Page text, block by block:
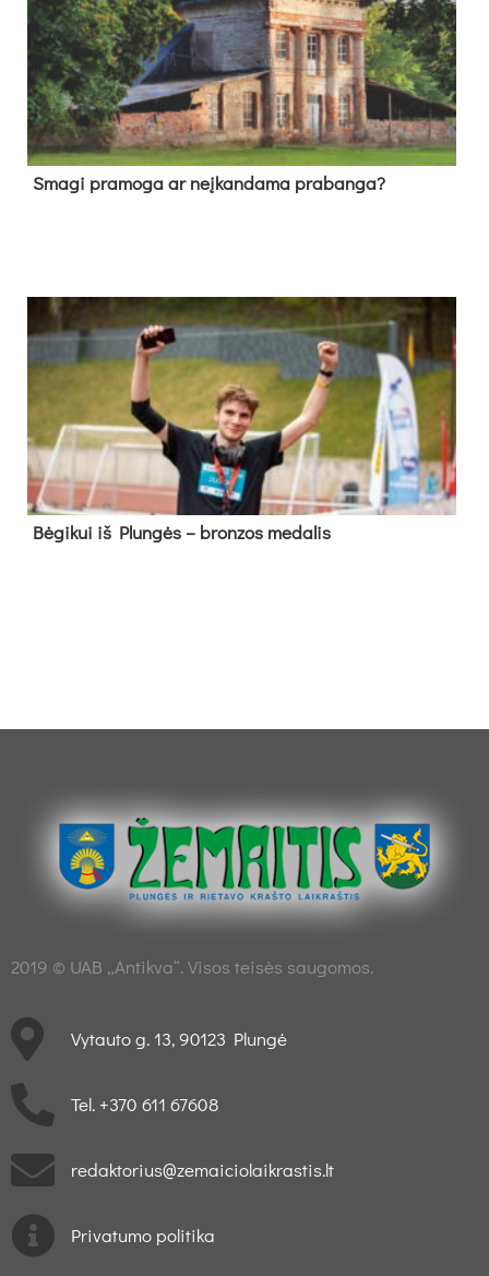
Sma­gi pra­mo­ga ar neį­kan­da­ma pra­ban­ga?
Bė­gi­kui iš Plun­gės – bron­zos me­da­lis
2019 © UAB „Antikva“. Visos teisės saugomos.
Vytauto g. 13, 90123 Plungė
Tel. +370 611 67608
redaktorius@zemaiciolaikrastis.lt
Privatumo politika